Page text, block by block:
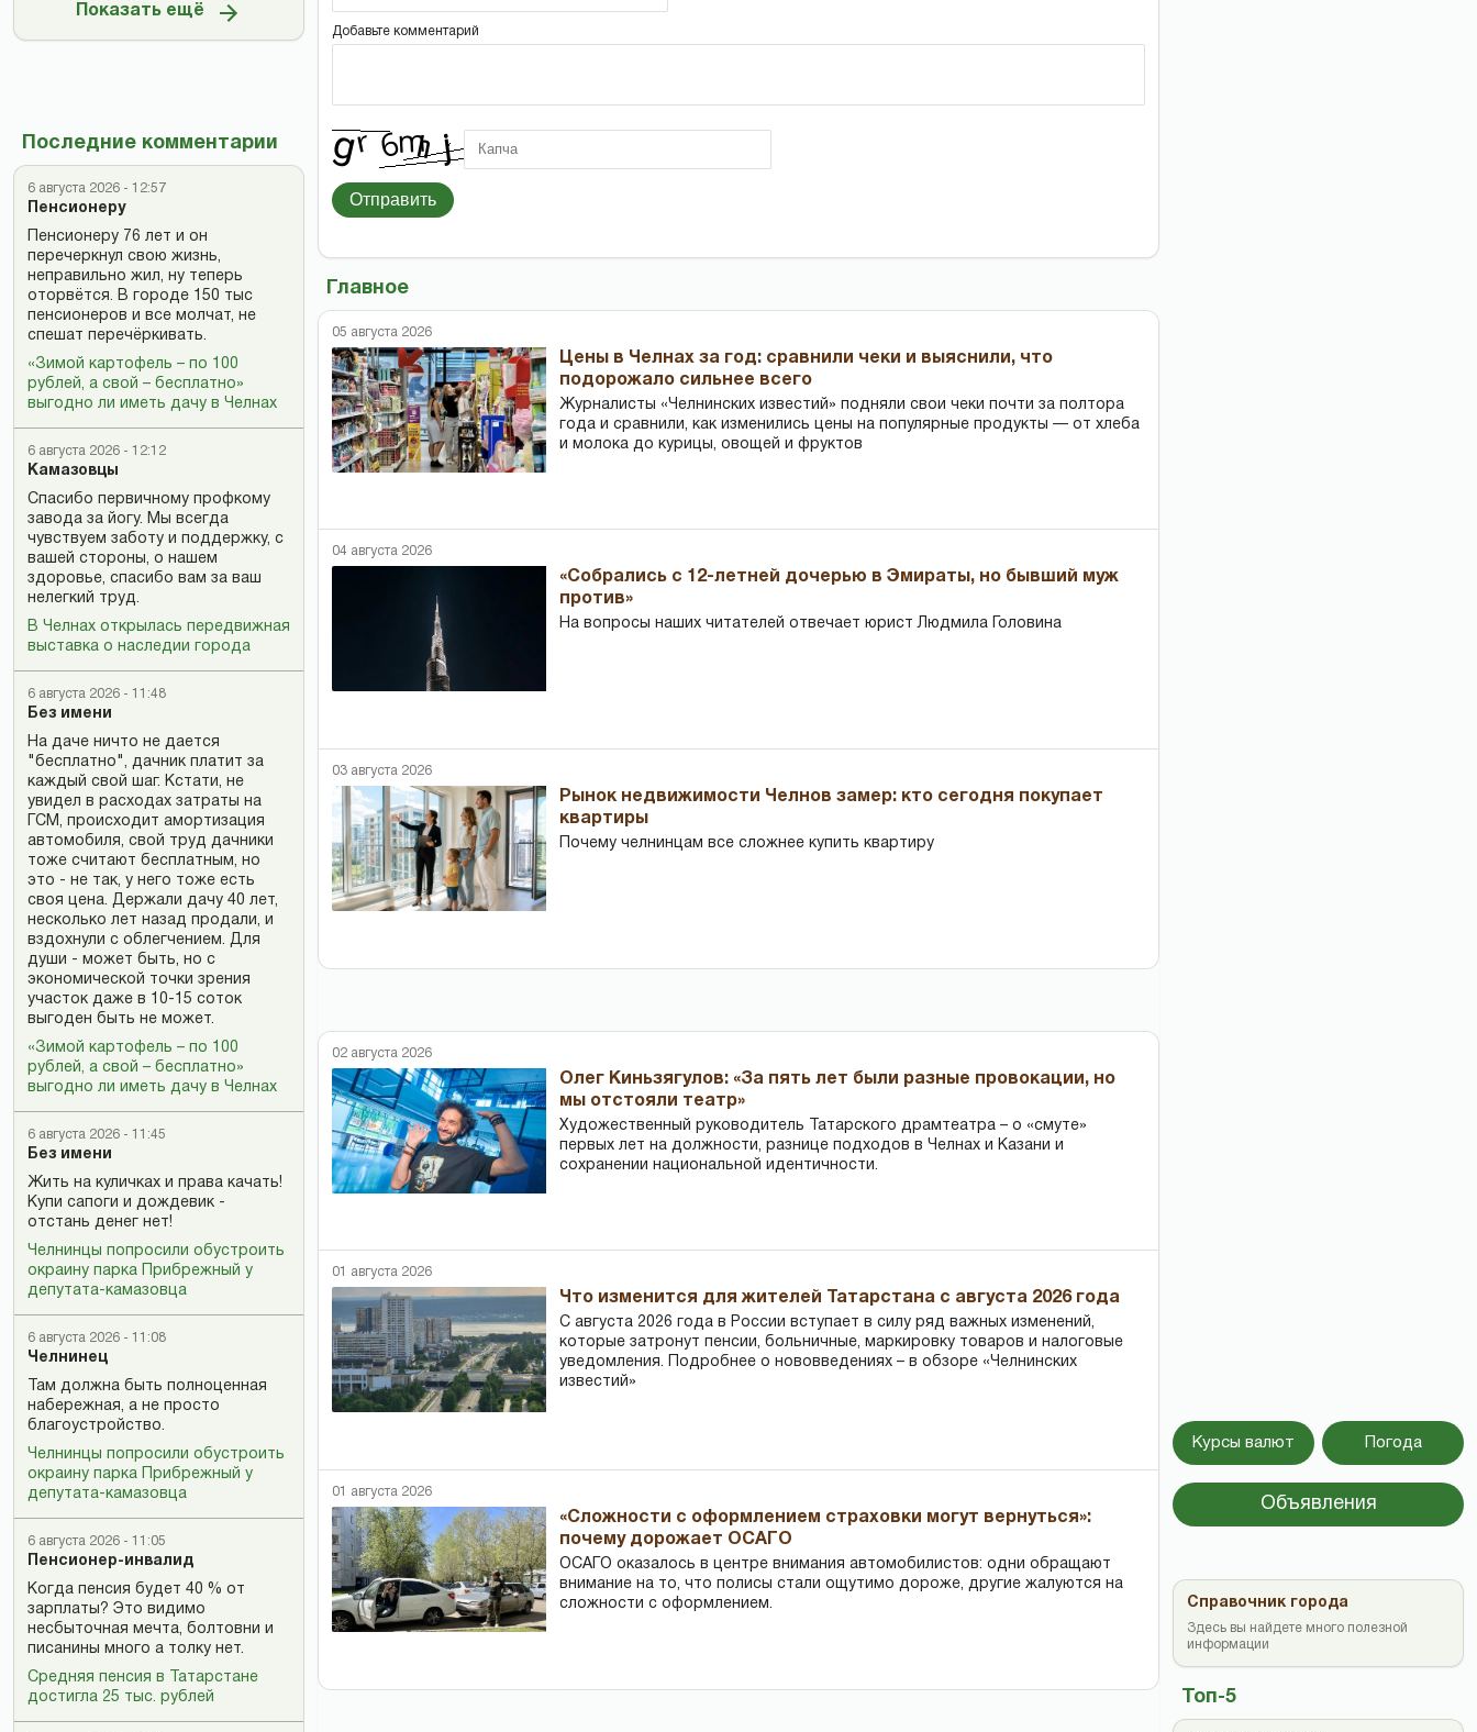
Показать ещё
Последние комментарии
6 августа 2026 - 12:57
Пенсионеру
Пенсионеру 76 лет и он
перечеркнул свою жизнь,
неправильно жил, ну теперь
оторвётся. В городе 150 тыс
пенсионеров и все молчат, не
спешат перечёркивать.
«Зимой картофель – по 100
рублей, а свой – бесплатно»
выгодно ли иметь дачу в Челнах
6 августа 2026 - 12:12
Камазовцы
Спасибо первичному профкому
завода за йогу. Мы всегда
чувствуем заботу и поддержку, с
вашей стороны, о нашем
здоровье, спасибо вам за ваш
нелегкий труд.
В Челнах открылась передвижная
выставка о наследии города
6 августа 2026 - 11:48
Без имени
На даче ничто не дается
"бесплатно", дачник платит за
каждый свой шаг. Кстати, не
увидел в расходах затраты на
ГСМ, происходит амортизация
автомобиля, свой труд дачники
тоже считают бесплатным, но
это - не так, у него тоже есть
своя цена. Держали дачу 40 лет,
несколько лет назад продали, и
вздохнули с облегчением. Для
души - может быть, но с
экономической точки зрения
участок даже в 10-15 соток
выгоден быть не может.
«Зимой картофель – по 100
рублей, а свой – бесплатно»
выгодно ли иметь дачу в Челнах
6 августа 2026 - 11:45
Без имени
Жить на куличках и права качать!
Купи сапоги и дождевик -
отстань денег нет!
Челнинцы попросили обустроить
окраину парка Прибрежный у
депутата-камазовца
6 августа 2026 - 11:08
Челнинец
Там должна быть полноценная
набережная, а не просто
благоустройство.
Челнинцы попросили обустроить
окраину парка Прибрежный у
депутата-камазовца
6 августа 2026 - 11:05
Пенсионер-инвалид
Когда пенсия будет 40 % от
зарплаты? Это видимо
несбыточная мечта, болтовни и
писанины много а толку нет.
Средняя пенсия в Татарстане
достигла 25 тыс. рублей
Добавьте комментарий
Отправить
Главное
05 августа 2026
Цены в Челнах за год: сравнили чеки и выяснили, что
подорожало сильнее всего
Журналисты «Челнинских известий» подняли свои чеки почти за полтора
года и сравнили, как изменились цены на популярные продукты — от хлеба
и молока до курицы, овощей и фруктов
04 августа 2026
«Собрались с 12-летней дочерью в Эмираты, но бывший муж
против»
На вопросы наших читателей отвечает юрист Людмила Головина
03 августа 2026
Рынок недвижимости Челнов замер: кто сегодня покупает
квартиры
Почему челнинцам все сложнее купить квартиру
02 августа 2026
Олег Киньзягулов: «За пять лет были разные провокации, но
мы отстояли театр»
Художественный руководитель Татарского драмтеатра – о «смуте»
первых лет на должности, разнице подходов в Челнах и Казани и
сохранении национальной идентичности.
01 августа 2026
Что изменится для жителей Татарстана с августа 2026 года
С августа 2026 года в России вступает в силу ряд важных изменений,
которые затронут пенсии, больничные, маркировку товаров и налоговые
уведомления. Подробнее о нововведениях – в обзоре «Челнинских
известий»
01 августа 2026
«Сложности с оформлением страховки могут вернуться»:
почему дорожает ОСАГО
ОСАГО оказалось в центре внимания автомобилистов: одни обращают
внимание на то, что полисы стали ощутимо дороже, другие жалуются на
сложности с оформлением.
Курсы валют Погода
Объявления
Топ-5
Справочник города
Здесь вы найдете много полезной
информации